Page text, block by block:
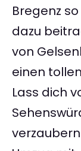
Bregenz
dazu
von
einen
Lass dich